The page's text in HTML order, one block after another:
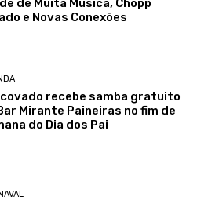
de Muita Música, Chopp
e Novas Conexões
recebe samba gratuito
Mirante Paineiras no fim de
do Dia dos Pai